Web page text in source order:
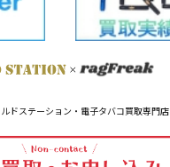
ドステーション・電子タバコ買取専門店